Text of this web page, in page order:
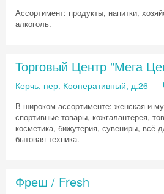
Ассортимент: продукты, напитки,
алкоголь.
Торговый Центр "Мега
Керчь, пер. Кооперативный, д.26
В широком ассортименте: женская и
спортивные товары, кожгалантерея,
косметика, бижутерия, сувениры, всё
бытовая техника.
Фреш / Fresh
Скидка
Хочешь дешевле? Оставь
промокод на первое